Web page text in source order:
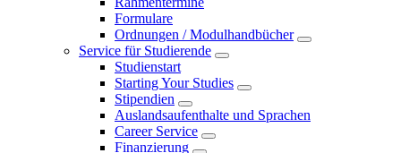
Formulare
Ordnungen / Modulhandbücher
Service für Studierende
Studienstart
Starting Your Studies
Stipendien
Auslandsaufenthalte und Sprachen
Career Service
Finanzierung